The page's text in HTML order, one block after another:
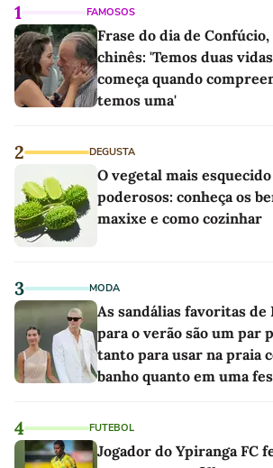
1 FAMOSOS
Frase do dia de
chinês: 'Temos duas
começa quando
temos uma'
2 DEGUSTA
O vegetal mais
poderosos: conheça os
maxixe e como cozinhar
3 MODA
As sandálias favoritas de
para o verão são um par
tanto para usar na praia
banho quanto em uma
4 FUTEBOL
Jogador do Ypiranga FC